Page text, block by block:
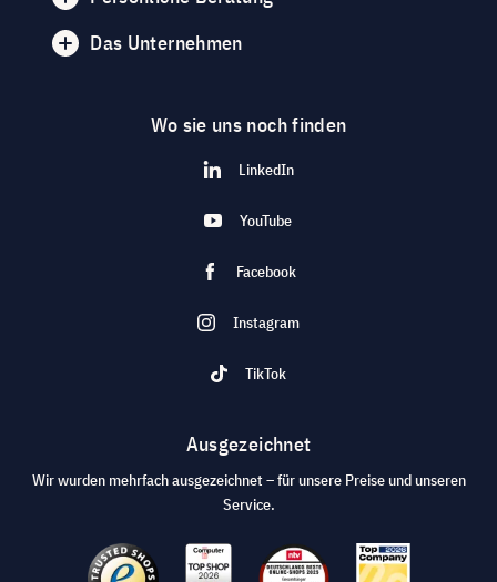
Das Unternehmen
Wo sie uns noch finden
LinkedIn
YouTube
Facebook
Instagram
TikTok
Ausgezeichnet
Wir wurden mehrfach ausgezeichnet – für unsere Preise und unseren
Service.